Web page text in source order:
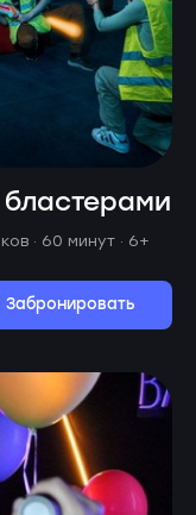
· 60 минут · 6+
Забронировать